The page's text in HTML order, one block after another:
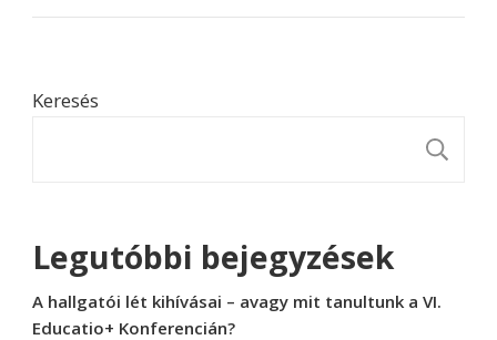
Keresés
Legutóbbi bejegyzések
A hallgatói lét kihívásai – avagy mit tanultunk a VI.
Educatio+ Konferencián?